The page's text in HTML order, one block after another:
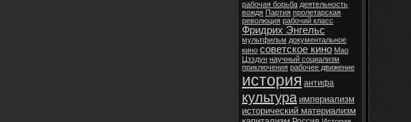
рабочая борьба деятельность
вождя Партия пролетарская
революция рабочий класс
Фридрих Энгельс
мультфильм документальное
кино советское кино Мао
Цзэдун научный социализм
приключения рабочее движение
история антифа
культура империализм
исторический материализм